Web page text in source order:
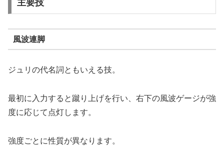
主要技
風波連脚
ジュリの代名詞ともいえる技。
最初に入力すると蹴り上げを行い、右下の風波ゲージが強
度に応じて点灯します。
強度ごとに性質が異なります。